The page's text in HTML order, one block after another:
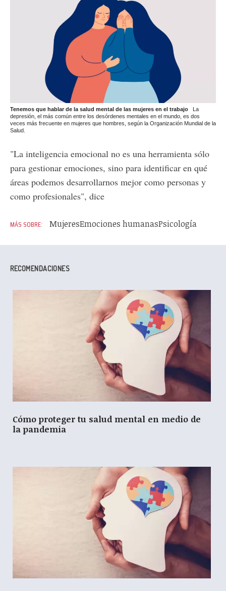
Tenemos que hablar de la salud mental de las mujeres en el trabajo
La
depresión, el más común entre los desórdenes mentales en el mundo, es dos
veces más frecuente en mujeres que hombres, según la Organización Mundial de la
Salud.
"La inteligencia emocional no es una herramienta sólo
para gestionar emociones, sino para identificar en qué
áreas podemos desarrollarnos mejor como personas y
como profesionales", dice
MujeresEmociones humanasPsicología
RECOMENDACIONES
Cómo proteger tu salud mental en medio de
la pandemia